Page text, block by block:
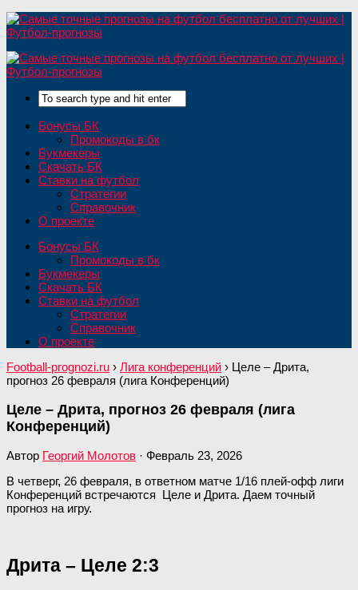
Бонусы БК
Промокоды в бк
Букмекеры
Скачать БК
Ставки на футбол
Стратегии
Справочник
О проекте
Бонусы БК
Промокоды в бк
Букмекеры
Скачать БК
Ставки на футбол
Стратегии
Справочник
О проекте
Football-prognozi.ru › Лига конференций › Целе – Дрита,
прогноз 26 февраля (лига Конференций)
Целе – Дрита, прогноз 26 февраля (лига
Конференций)
Автор Георгий Молотов · Февраль 23, 2026
В четверг, 26 февраля, в ответном матче 1/16 плей-офф лиги
Конференций встречаются Целе и Дрита. Даем точный
прогноз на игру.
Дрита – Целе 2:3